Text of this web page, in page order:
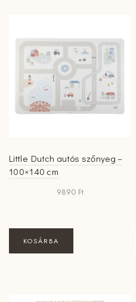
Little Dutch autós szőnyeg –
100×140 cm
9890 Ft
KOSÁRBA